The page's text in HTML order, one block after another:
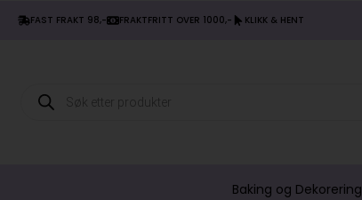
FAST FRAKT 98,- FRAKTFRITT OVER 1000,- KLIKK & HENT
Products
search
Baking og Dekorering